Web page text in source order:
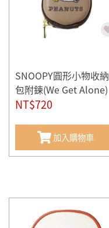
SNOOPY圓形小物收納
包附鍊(We Get Alone)
NT$720
加入購物車